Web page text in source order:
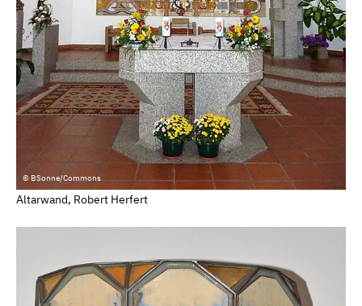
© BSonne/Commons
Altarwand, Robert Herfert